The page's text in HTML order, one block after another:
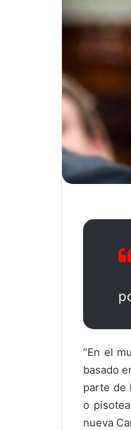
“En el
basado
parte de
o
nueva